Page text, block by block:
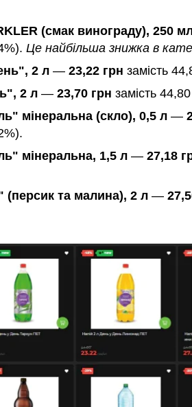
(смак винограду), 250
Це найбільша знижка в
2 л — 23,22 грн замість
2 л — 23,70 грн замість
мінеральна (скло), 0,5 л —
мінеральна, 1,5 л — 27,18
та малина), 2 л —